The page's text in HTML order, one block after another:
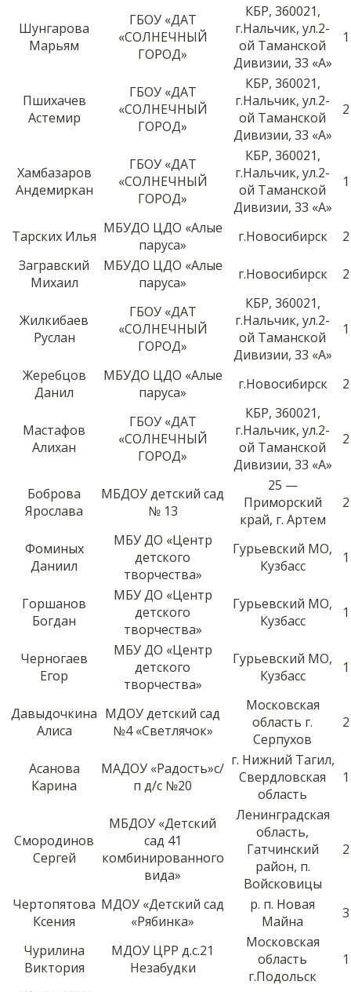
Шунгарова
Марьям
ГБОУ «ДАТ
«СОЛНЕЧНЫЙ
ГОРОД»
КБР, 360021,
г.Нальчик, ул.2-
ой Таманской
Дивизии, 33 «А»
1
Пшихачев
Астемир
ГБОУ «ДАТ
«СОЛНЕЧНЫЙ
ГОРОД»
КБР, 360021,
г.Нальчик, ул.2-
ой Таманской
Дивизии, 33 «А»
2
Хамбазаров
Андемиркан
ГБОУ «ДАТ
«СОЛНЕЧНЫЙ
ГОРОД»
КБР, 360021,
г.Нальчик, ул.2-
ой Таманской
Дивизии, 33 «А»
1
Тарских Илья МБУДО ЦДО «Алые
паруса»
г.Новосибирск
2
Загравский
Михаил
МБУДО ЦДО «Алые
паруса»
г.Новосибирск 2
Жилкибаев
Руслан
ГБОУ «ДАТ
«СОЛНЕЧНЫЙ
ГОРОД»
КБР, 360021,
г.Нальчик, ул.2-
ой Таманской
Дивизии, 33 «А»
1
Жеребцов
Данил
МБУДО ЦДО «Алые
паруса»
г.Новосибирск 2
Мастафов
Алихан
ГБОУ «ДАТ
«СОЛНЕЧНЫЙ
ГОРОД»
КБР, 360021,
г.Нальчик, ул.2-
ой Таманской
Дивизии, 33 «А»
2
Боброва
Ярослава
МБДОУ детский сад
№ 13
25 —
Приморский
край, г. Артем
2
Фоминых
Даниил
МБУ ДО «Центр
детского
творчества»
Гурьевский МО,
Кузбасс
1
Горшанов
Богдан
МБУ ДО «Центр
детского
творчества»
Гурьевский МО,
Кузбасс
1
Черногаев
Егор
МБУ ДО «Центр
детского
творчества»
Гурьевский МО,
Кузбасс
1
Давыдочкина
Алиса
МДОУ детский сад
№4 «Светлячок»
Московская
область г.
Серпухов
2
Асанова
Карина
МАДОУ «Радость»с/
п д/с №20
г. Нижний Тагил,
Свердловская
область
1
Смородинов
Сергей
МБДОУ «Детский
сад 41
комбинированного
вида»
Ленинградская
область,
Гатчинский
район, п.
Войсковицы
2
Чертопятова
Ксения
МДОУ «Детский сад
«Рябинка»
р. п. Новая
Майна
3
Чурилина
Виктория
МДОУ ЦРР д.с.21
Незабудки
Московская
область
г.Подольск
1